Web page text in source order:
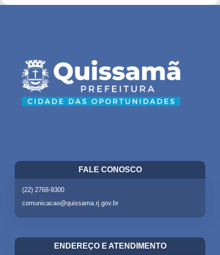
FALE CONOSCO
(22) 2768-9300
comunicacao@quissama.rj.gov.br
ENDEREÇO E ATENDIMENTO